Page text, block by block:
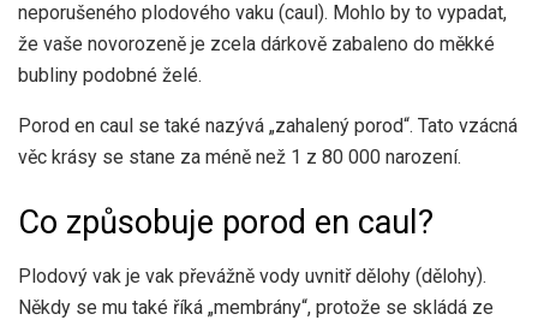
neporušeného plodového vaku (caul). Mohlo by to vypadat,
že vaše novorozeně je zcela dárkově zabaleno do měkké
bubliny podobné želé.
Porod en caul se také nazývá „zahalený porod“. Tato vzácná
věc krásy se stane za méně než 1 z 80 000 narození.
Co způsobuje porod en caul?
Plodový vak je vak převážně vody uvnitř dělohy (dělohy).
Někdy se mu také říká „membrány“, protože se skládá ze